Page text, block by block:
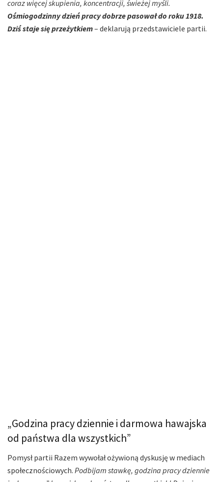
coraz więcej skupienia, koncentracji, świeżej myśli.
Ośmiogodzinny dzień pracy dobrze pasował do roku 1918.
Dziś staje się przeżytkiem– deklarują przedstawiciele partii.
„Godzina pracy dziennie i darmowa hawajska
od państwa dla wszystkich”
Pomysł partii Razem wywołał ożywioną dyskusję w mediach
społecznościowych. Podbijam stawkę, godzina pracy dziennie